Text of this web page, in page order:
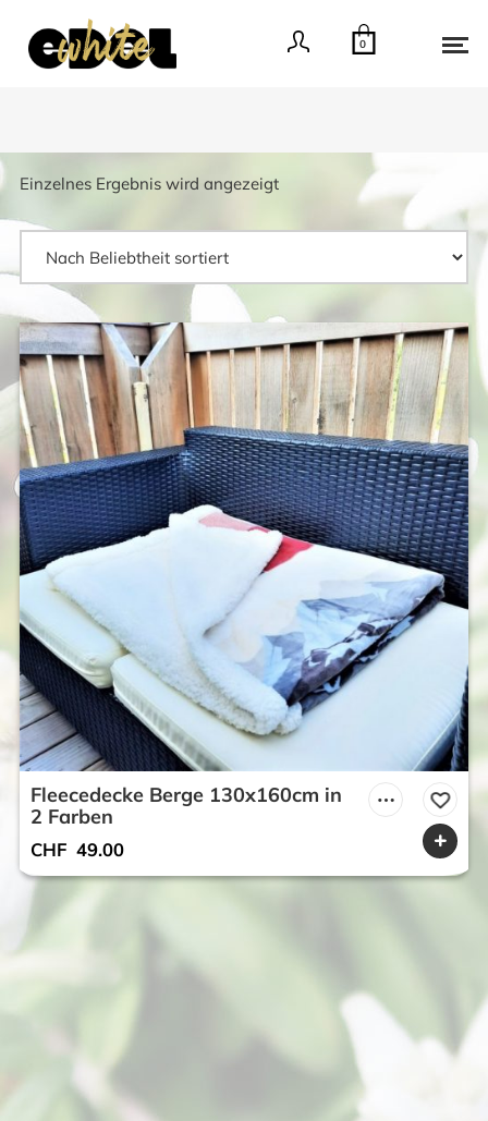
0
Einzelnes Ergebnis wird angezeigt
Fleecedecke Berge 130x160cm in
2 Farben
CHF 49.00